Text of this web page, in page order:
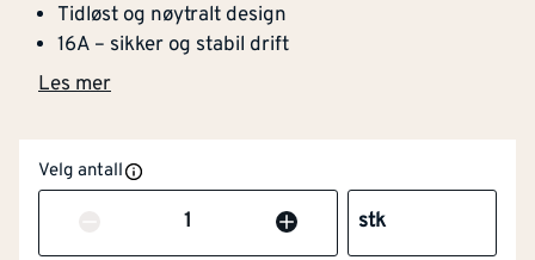
Tidløst og nøytralt design
16A – sikker og stabil drift
Les mer
Velg antall
Antall stk